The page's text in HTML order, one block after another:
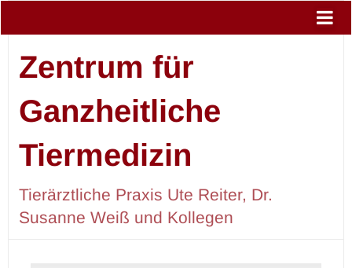
Zentrum für
Ganzheitliche
Tiermedizin
Tierärztliche Praxis Ute Reiter, Dr.
Susanne Weiß und Kollegen